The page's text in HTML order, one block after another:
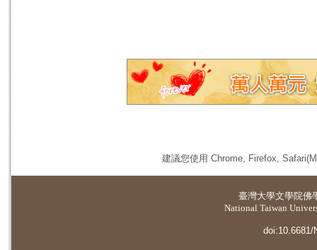
建議您使用 Chrome, Firefox,
臺灣大學文學院佛
National Taiwan
doi:10.6681/